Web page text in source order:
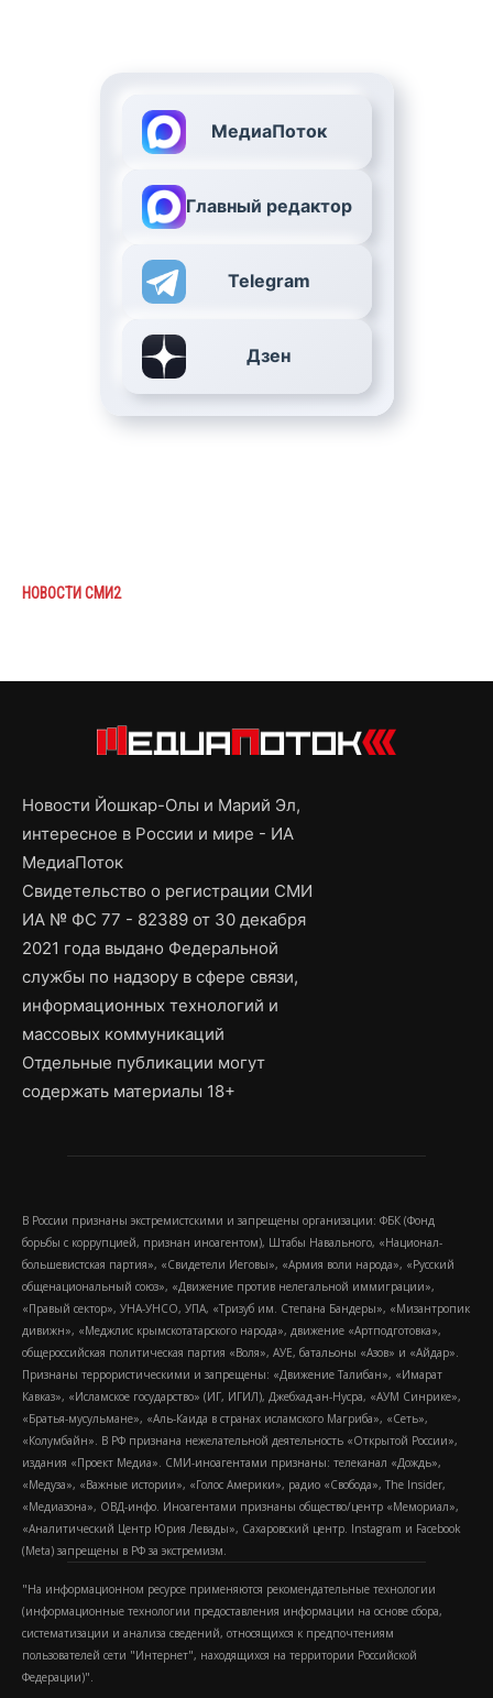
МедиаПоток
Главный редактор
Telegram
Дзен
НОВОСТИ СМИ2
Новости Йошкар-Олы и Марий Эл,
интересное в России и мире - ИА
МедиаПоток
Свидетельство о регистрации СМИ
ИА № ФС 77 - 82389 от 30 декабря
2021 года выдано Федеральной
службы по надзору в сфере связи,
информационных технологий и
массовых коммуникаций
Отдельные публикации могут
содержать материалы 18+
В России признаны экстремистскими и запрещены организации: ФБК (Фонд
борьбы с коррупцией, признан иноагентом), Штабы Навального, «Национал-
большевистская партия», «Свидетели Иеговы», «Армия воли народа», «Русский
общенациональный союз», «Движение против нелегальной иммиграции»,
«Правый сектор», УНА-УНСО, УПА, «Тризуб им. Степана Бандеры», «Мизантропик
дивижн», «Меджлис крымскотатарского народа», движение «Артподготовка»,
общероссийская политическая партия «Воля», АУЕ, батальоны «Азов» и «Айдар».
Признаны террористическими и запрещены: «Движение Талибан», «Имарат
Кавказ», «Исламское государство» (ИГ, ИГИЛ), Джебхад-ан-Нусра, «АУМ Синрике»,
«Братья-мусульмане», «Аль-Каида в странах исламского Магриба», «Сеть»,
«Колумбайн». В РФ признана нежелательной деятельность «Открытой России»,
издания «Проект Медиа». СМИ-иноагентами признаны: телеканал «Дождь»,
«Медуза», «Важные истории», «Голос Америки», радио «Свобода», The Insider,
«Медиазона», ОВД-инфо. Иноагентами признаны общество/центр «Мемориал»,
«Аналитический Центр Юрия Левады», Сахаровский центр. Instagram и Facebook
(Metа) запрещены в РФ за экстремизм.
"На информационном ресурсе применяются рекомендательные технологии
(информационные технологии предоставления информации на основе сбора,
систематизации и анализа сведений, относящихся к предпочтениям
пользователей сети "Интернет", находящихся на территории Российской
Федерации)".